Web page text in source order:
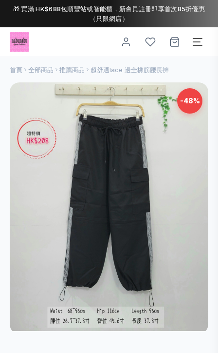
🎁 買滿 HK$688包順豐站或智能櫃，新會員註冊即享首次85折優惠
（只限網店）
首頁 全部商品 推薦商品 超舒適lace 邊全橡筋腰長褲
-48%